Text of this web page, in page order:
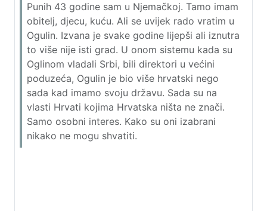
Punih 43 godine sam u Njemačkoj. Tamo imam
obitelj, djecu, kuću. Ali se uvijek rado vratim u
Ogulin. Izvana je svake godine lijepši ali iznutra
to više nije isti grad. U onom sistemu kada su
Oglinom vladali Srbi, bili direktori u većini
poduzeća, Ogulin je bio više hrvatski nego
sada kad imamo svoju državu. Sada su na
vlasti Hrvati kojima Hrvatska ništa ne znači.
Samo osobni interes. Kako su oni izabrani
nikako ne mogu shvatiti.